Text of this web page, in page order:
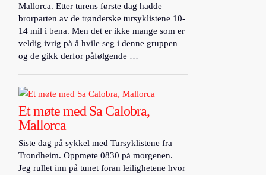
Mallorca. Etter turens første dag hadde
brorparten av de trønderske tursyklistene 10-
14 mil i bena. Men det er ikke mange som er
veldig ivrig på å hvile seg i denne gruppen
og de gikk derfor påfølgende …
Et møte med Sa Calobra,
Mallorca
Siste dag på sykkel med Tursyklistene fra
Trondheim. Oppmøte 0830 på morgenen.
Jeg rullet inn på tunet foran leilighetene hvor